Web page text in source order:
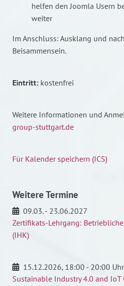
helfen den Joomla Usern
weiter
Im Anschluss: Ausklang und
Beisammensein.
Eintritt: kostenfrei
Weitere Informationen und
group-stuttgart.de
Für Kalender speichern (ICS)
Weitere Termine
09.03. - 23.06.2027
Zertifikats-Lehrgang:
(IHK)
15.12.2026, 18:00 - 20:00 Uhr
Sustainable Industry 4.0 and IoT